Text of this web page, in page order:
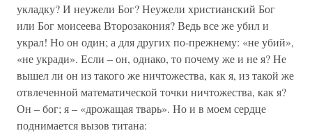
укладку? И неужели Бог? Неужели христианский Бог
или Бог моисеева Второзакония? Ведь все же убил и
украл! Но он один; а для других по-прежнему: «не убий»,
«не укради». Если – он, однако, то почему же и не я? Не
вышел ли он из такого же ничтожества, как я, из такой же
отвлеченной математической точки ничтожества, как я?
Он – бог; я – «дрожащая тварь». Но и в моем сердце
поднимается вызов титана: